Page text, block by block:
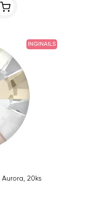
INGINAILS
20ks